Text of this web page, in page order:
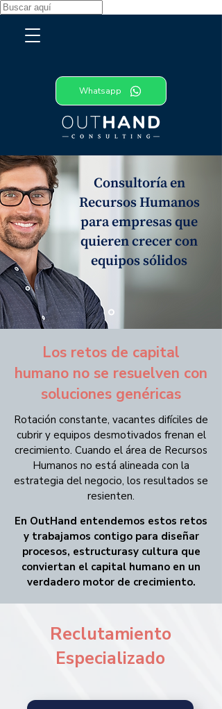
Whatsapp
Consultoría en
Recursos Humanos
para empresas que
quieren crecer con
equipos sólidos
Los retos de capital
humano no se resuelven con
soluciones genéricas
Rotación constante, vacantes difíciles de
cubrir y equipos desmotivados frenan el
crecimiento. Cuando el área de Recursos
Humanos no está alineada con la
estrategia del negocio, los resultados se
resienten.
En OutHand entendemos estos retos
y trabajamos contigo para diseñar
procesos, estructurasy cultura que
conviertan el capital humano en un
verdadero motor de crecimiento.
Reclutamiento
Especializado